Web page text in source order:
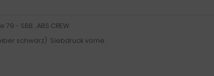
- SBB , ABS CREW
schwarz) Siebdruck vorne.